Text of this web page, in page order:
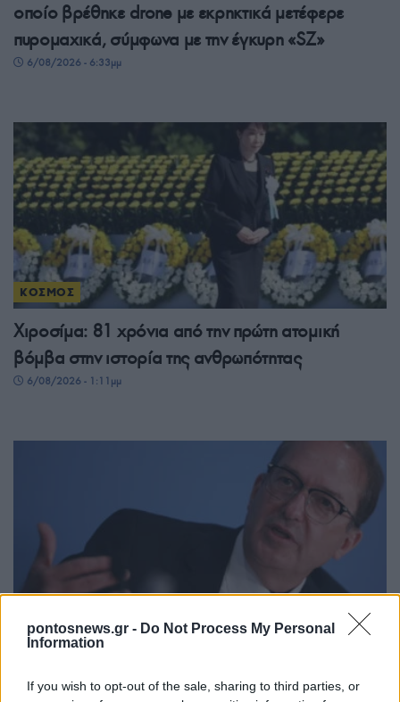
pontosnews.gr - Do Not Process My Personal
Information
If you wish to opt-out of the sale, sharing to third parties, or
οποίο βρέθηκε drone με εκρηκτικά μετέφερε
πυρομαχικά, σύμφωνα με την έγκυρη «SZ»
6/08/2026 - 6:33μμ
ΚΟΣΜΟΣ
Χιροσίμα: 81 χρόνια από την πρώτη ατομική
βόμβα στην ιστορία της ανθρωπότητας
6/08/2026 - 1:11μμ
Γερμανία: Νέα διάσταση στις απειλές βλέπει το
Βερολίνο μετά τον εντοπισμό drone με εκρηκτικά